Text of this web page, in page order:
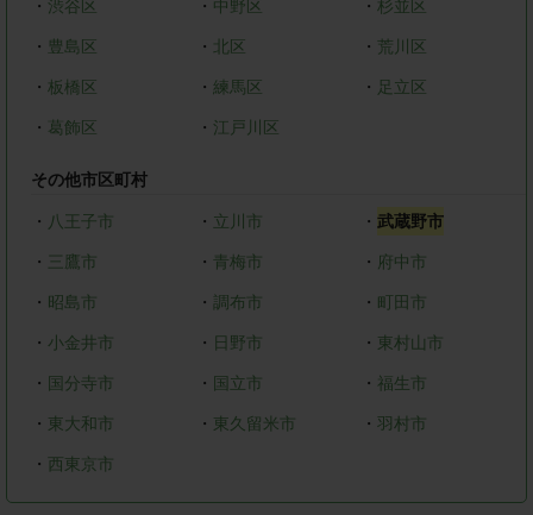
・ 渋谷区 ・ 中野区 ・杉並区
・ 豊島区 ・ 北区 ・ 荒川区
・ 板橋区 ・ 練馬区 ・ 足立区
・ 葛飾区 ・ 江戸川区
その他市区町村
・ 八王子市 ・ 立川市 ・武蔵野市
・ 三鷹市 ・ 青梅市 ・ 府中市
・ 昭島市 ・ 調布市 ・ 町田市
・ 小金井市 ・ 日野市 ・ 東村山市
・ 国分寺市 ・ 国立市 ・ 福生市
・ 東大和市 ・ 東久留米市 ・羽村市
・ 西東京市